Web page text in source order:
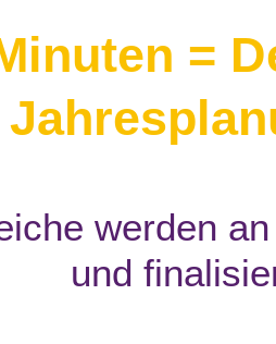
=
werden
und